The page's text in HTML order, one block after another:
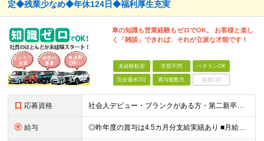
定◆残業少なめ◆年休124日◆福利厚生充実
車の知識も営業経験もゼロでOK。 お客様と楽し
く「雑談」できれば、それが立派な才能です！
未経験歓迎 学歴不問 ベテランOK
完全週休2日 賞与複数月 面接1回
応募資格 社会人デビュー・ブランクがある方・第二新卒も歓迎します！ ◆普通自動車免許（MT）をお持ちの方 ※入社前にAT限定解除をしていただければOKです！ ◆未経験者歓迎 ◆学歴不問 車の専門知識は一切問
給与 ◎昨年度の賞与は4.5カ月分支給実績あり ■月給25万円以上＋各種手当+賞与年2回（昨年度実績4.5カ月分） ※経験・能力を考慮して決定いたします。 ※残業代は全額支給します。 ※6ヶ月間の試用期間